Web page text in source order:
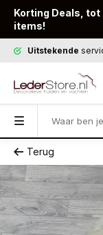
Korting Deals,
items!
Uitstekende
Terug